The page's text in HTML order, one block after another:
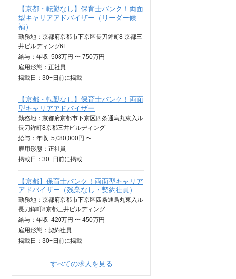
【京都・転勤なし】保育士バンク！両面
型キャリアアドバイザー（リーダー候
補）
勤務地：京都府京都市下京区長刀鉾町8 京都三
井ビルディング6F
給与： 年収 508万円 〜 750万円
雇用形態：正社員
掲載日： 30+日 前に掲載
【京都・転勤なし】保育士バンク！両面
型キャリアアドバイザー
勤務地：京都府京都市下京区四条通烏丸東入ル
長刀鉾町8京都三井ビルディング
給与： 年収 5,080,000円 〜
雇用形態：正社員
掲載日： 30+日 前に掲載
【京都】保育士バンク！両面型キャリア
アドバイザー（残業なし・契約社員）
勤務地：京都府京都市下京区四条通烏丸東入ル
長刀鉾町8京都三井ビルディング
給与： 年収 420万円 〜 450万円
雇用形態：契約社員
掲載日： 30+日 前に掲載
すべての求人を見る